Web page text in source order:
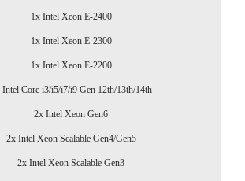
1x Intel Xeon E-2400
1x Intel Xeon E-2300
1x Intel Xeon E-2200
Intel Core i3/i5/i7/i9 Gen 12th/13th/14th
2x Intel Xeon Gen6
2x Intel Xeon Scalable Gen4/Gen5
2x Intel Xeon Scalable Gen3